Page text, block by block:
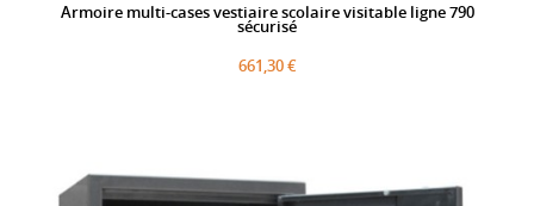
Armoire multi-cases vestiaire scolaire visitable ligne 790
sécurisé
661,30 €